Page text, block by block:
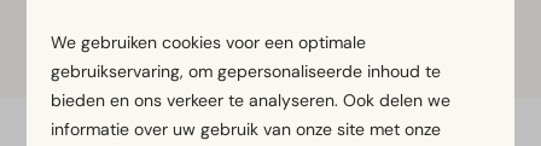
Meer informatie
We gebruiken cookies voor een optimale
gebruikservaring, om gepersonaliseerde inhoud te
bieden en ons verkeer te analyseren. Ook delen we
informatie over uw gebruik van onze site met onze